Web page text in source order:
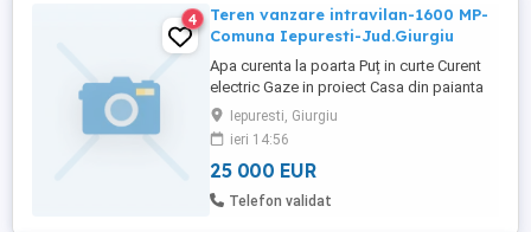
4
Teren vanzare intravilan-1600 MP-
Comuna Iepuresti-Jud.Giurgiu
Apa curenta la poarta Puț in curte Curent
electric Gaze in proiect Casa din paianta
Iepuresti, Giurgiu
ieri 14:56
25 000 EUR
Telefon validat